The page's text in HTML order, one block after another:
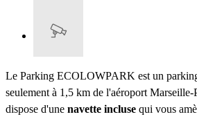
Le Parking ECOLOWPARK est un
seulement à 1,5 km de l'aéroport
dispose d'une navette incluse qui vous